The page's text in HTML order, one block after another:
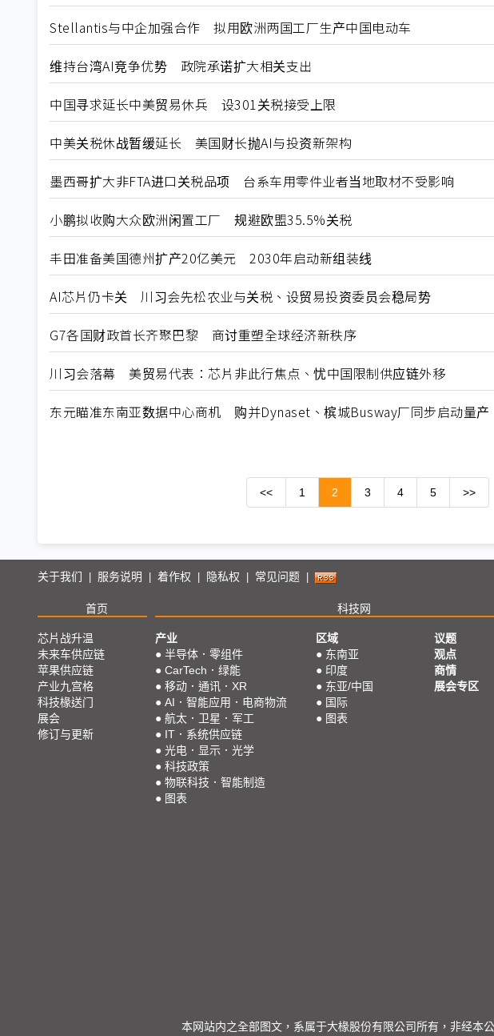
Stellantis与中企加强合作 拟用欧洲两国工厂生产中国电动车
维持台湾AI竞争优势 政院承诺扩大相关支出
中国寻求延长中美贸易休兵 设301关税接受上限
中美关税休战暂缓延长 美国财长抛AI与投资新架构
墨西哥扩大非FTA进口关税品项 台系车用零件业者当地取材不受影响
小鹏拟收购大众欧洲闲置工厂 规避欧盟35.5%关税
丰田准备美国德州扩产20亿美元 2030年启动新组装线
AI芯片仍卡关 川习会先松农业与关税、设贸易投资委员会稳局势
G7各国财政首长齐聚巴黎 商讨重塑全球经济新秩序
川习会落幕 美贸易代表：芯片非此行焦点、忧中国限制供应链外移
东元瞄准东南亚数据中心商机 购并Dynaset、槟城Busway厂同步启动量产
<< 1 2 3 4 5 >>
关于我们 服务说明 着作权 隐私权 常见问题
首页 科技网
芯片战升温
未来车供应链
苹果供应链
产业九宫格
科技椽送门
展会
修订与更新
产业
● 半导体．零组件
● CarTech．绿能
● 移动．通讯．XR
● AI．智能应用．电商物流
● 航太．卫星．军工
● IT．系统供应链
● 光电．显示．光学
● 科技政策
● 物联科技．智能制造
● 图表
区域
● 东南亚
● 印度
● 东亚/中国
● 国际
● 图表
议题
观点
商情
展会专区
本网站内之全部图文，系属于大椽股份有限公司所有，非经本